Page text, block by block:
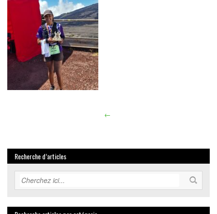
←
Recherche d’articles